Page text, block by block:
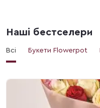
Наші бестселери
Всі Букети Flowerpot